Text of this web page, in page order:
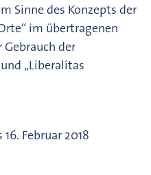
Sinne des Konzepts der
im übertragenen
der
„Liberalitas
Februar 2018